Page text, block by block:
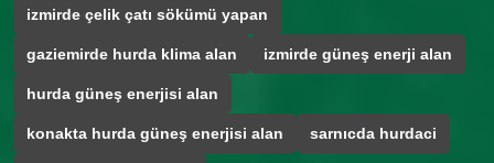
izmirde çelik çatı sökümü yapan
gaziemirde hurda klima alan izmirde güneş enerji alan
hurda güneş enerjisi alan
konakta hurda güneş enerjisi alan sarnıcda hurdaci